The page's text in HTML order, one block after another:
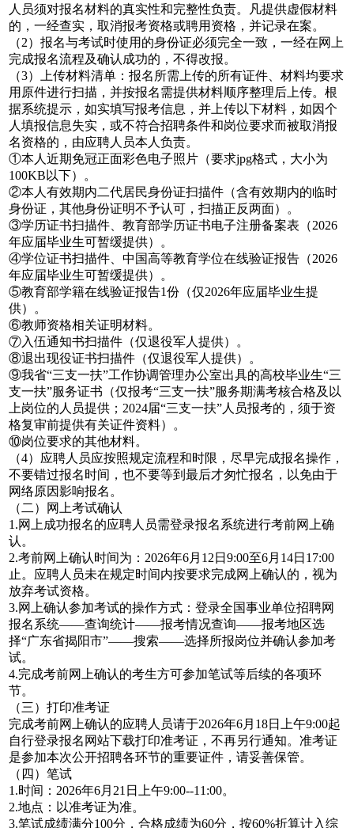
人员须对报名材料的真实性和完整性负责。凡提供虚假材料
的，一经查实，取消报考资格或聘用资格，并记录在案。
（2）报名与考试时使用的身份证必须完全一致，一经在网上
完成报名流程及确认成功的，不得改报。
（3）上传材料清单：报名所需上传的所有证件、材料均要求
用原件进行扫描，并按报名需提供材料顺序整理后上传。根
据系统提示，如实填写报考信息，并上传以下材料，如因个
人填报信息失实，或不符合招聘条件和岗位要求而被取消报
名资格的，由应聘人员本人负责。
①本人近期免冠正面彩色电子照片（要求jpg格式，大小为
100KB以下）。
②本人有效期内二代居民身份证扫描件（含有效期内的临时
身份证，其他身份证明不予认可，扫描正反两面）。
③学历证书扫描件、教育部学历证书电子注册备案表（2026
年应届毕业生可暂缓提供）。
④学位证书扫描件、中国高等教育学位在线验证报告（2026
年应届毕业生可暂缓提供）。
⑤教育部学籍在线验证报告1份（仅2026年应届毕业生提
供）。
⑥教师资格相关证明材料。
⑦入伍通知书扫描件（仅退役军人提供）。
⑧退出现役证书扫描件（仅退役军人提供）。
⑨我省“三支一扶”工作协调管理办公室出具的高校毕业生“三
支一扶”服务证书（仅报考“三支一扶”服务期满考核合格及以
上岗位的人员提供；2024届“三支一扶”人员报考的，须于资
格复审前提供有关证件资料）。
⑩岗位要求的其他材料。
（4）应聘人员应按照规定流程和时限，尽早完成报名操作，
不要错过报名时间，也不要等到最后才匆忙报名，以免由于
网络原因影响报名。
（二）网上考试确认
1.网上成功报名的应聘人员需登录报名系统进行考前网上确
认。
2.考前网上确认时间为：2026年6月12日9:00至6月14日17:00
止。应聘人员未在规定时间内按要求完成网上确认的，视为
放弃考试资格。
3.网上确认参加考试的操作方式：登录全国事业单位招聘网
报名系统——查询统计——报考情况查询——报考地区选
择“广东省揭阳市”——搜索——选择所报岗位并确认参加考
试。
4.完成考前网上确认的考生方可参加笔试等后续的各项环
节。
（三）打印准考证
完成考前网上确认的应聘人员请于2026年6月18日上午9:00起
自行登录报名网站下载打印准考证，不再另行通知。准考证
是参加本次公开招聘各环节的重要证件，请妥善保管。
（四）笔试
1.时间：2026年6月21日上午9:00--11:00。
2.地点：以准考证为准。
3.笔试成绩满分100分，合格成绩为60分，按60%折算计入综